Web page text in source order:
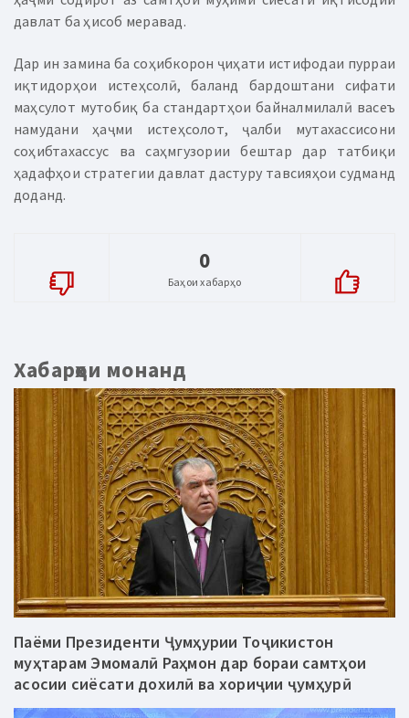
давлат ба ҳисоб меравад.
Дар ин замина ба соҳибкорон ҷиҳати истифодаи пурраи
иқтидорҳои истеҳсолӣ, баланд бардоштани сифати
маҳсулот мутобиқ ба стандартҳои байналмилалӣ васеъ
намудани ҳаҷми истеҳсолот, ҷалби мутахассисони
соҳибтахассус ва саҳмгузории бештар дар татбиқи
ҳадафҳои стратегии давлат дастуру тавсияҳои судманд
доданд.
0
Баҳои хабарҳо
Хабарҳои монанд
Паёми Президенти Ҷумҳурии Тоҷикистон
муҳтарам Эмомалӣ Раҳмон дар бораи самтҳои
асосии сиёсати дохилӣ ва хориҷии ҷумҳурӣ